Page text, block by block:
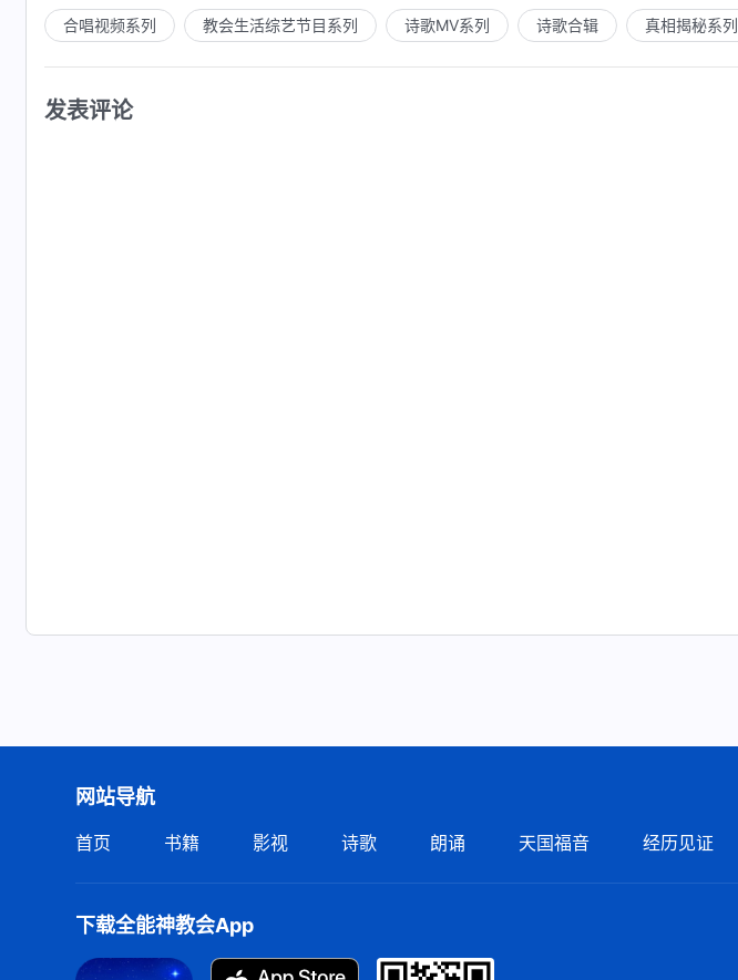
合唱视频系列 教会生活综艺节目系列 诗歌MV系列 诗歌合辑 真相揭秘系列
发表评论
网站导航
首页 书籍 影视 诗歌 朗诵 天国福音 经历见证
下载全能神教会App